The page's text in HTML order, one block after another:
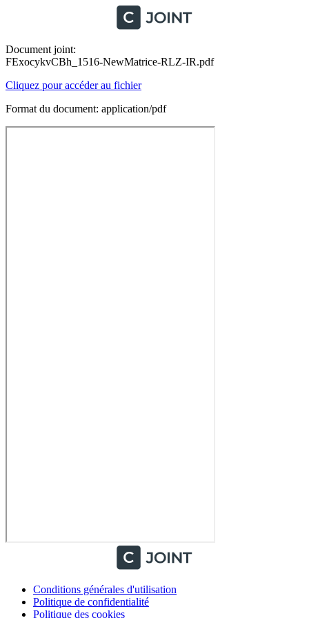
Document joint:
FExocykvCBh_1516-NewMatrice-RLZ-IR.pdf
Cliquez pour accéder au fichier
Format du document: application/pdf
Conditions générales d'utilisation
Politique de confidentialité
Politique des cookies